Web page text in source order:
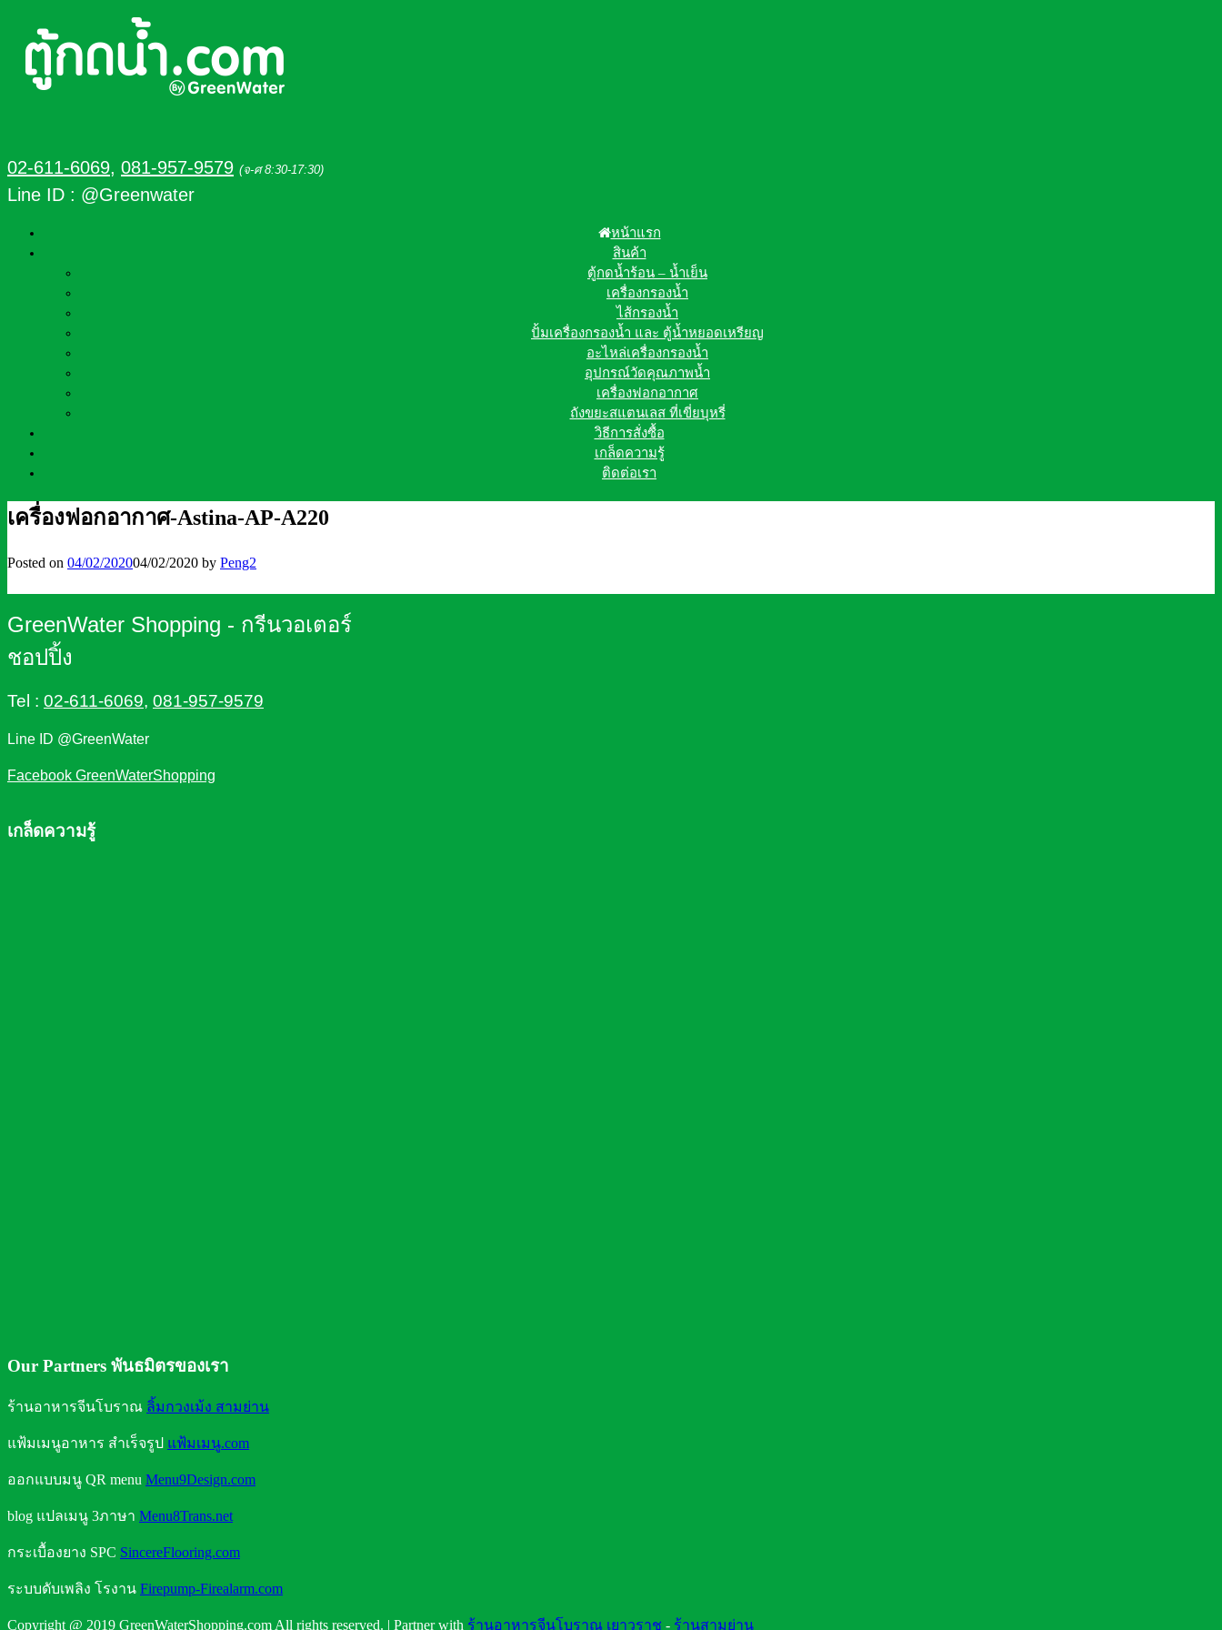
02-611-6069, 081-957-9579 (จ-ศ 8:30-17:30)
Line ID : @Greenwater
หน้าแรก
สินค้า
ตู้กดน้ำร้อน – น้ำเย็น
เครื่องกรองน้ำ
ไส้กรองน้ำ
ปั้มเครื่องกรองน้ำ และ ตู้น้ำหยอดเหรียญ
อะไหล่เครื่องกรองน้ำ
อุปกรณ์วัดคุณภาพน้ำ
เครื่องฟอกอากาศ
ถังขยะสแตนเลส ที่เขี่ยบุหรี่
วิธีการสั่งซื้อ
เกล็ดความรู้
ติดต่อเรา
เครื่องฟอกอากาศ-Astina-AP-A220
Posted on 04/02/202004/02/2020 by Peng2
GreenWater Shopping - กรีนวอเตอร์
ชอปปิ้ง
Tel : 02-611-6069, 081-957-9579
Line ID @GreenWater
Facebook GreenWaterShopping
เกล็ดความรู้
Our Partners พันธมิตรของเรา
ร้านอาหารจีนโบราณ ลิ้มกวงเม้ง สามย่าน
แฟ้มเมนูอาหาร สำเร็จรูป แฟ้มเมนู.com
ออกแบบมนู QR menu Menu9Design.com
blog แปลเมนู 3ภาษา Menu8Trans.net
กระเบื้องยาง SPC SincereFlooring.com
ระบบดับเพลิง โรงาน Firepump-Firealarm.com
Copyright @ 2019 GreenWaterShopping.com All rights reserved. | Partner with ร้านอาหารจีนโบราณ เยาวราช - ร้านสามย่าน